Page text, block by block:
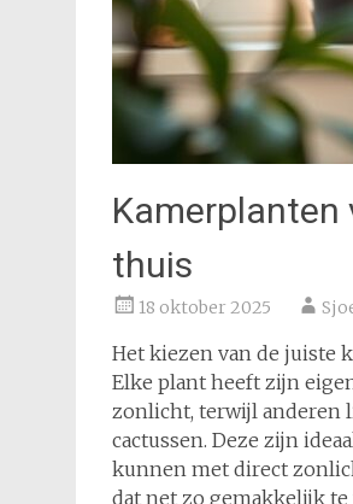
Kamerplanten
thuis
18 oktober 2025
Het kiezen van de juiste
Elke plant heeft zijn
zonlicht, terwijl anderen
cactussen. Deze zijn
kunnen met direct
dat net zo gemakkelijk te